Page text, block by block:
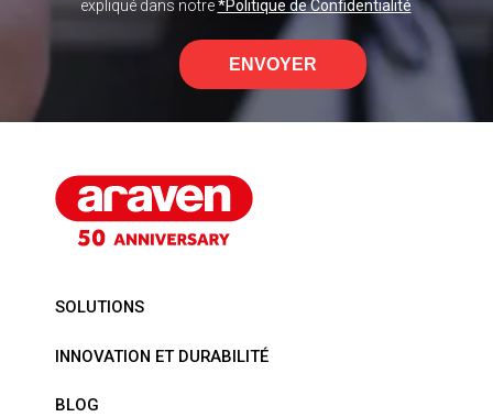
expliqué dans notre*Politique de Confidentialité
ENVOYER
SOLUTIONS
INNOVATION ET DURABILITÉ
BLOG